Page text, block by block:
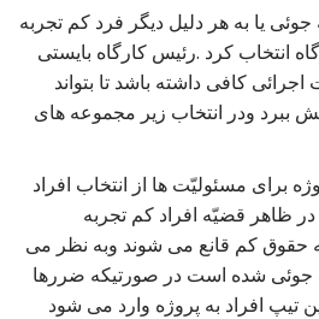
یا به هر دلیل دیگر فرد کم تجربه
انتخاب کرد .رئیس کارگاه بایستی
کافی داشته باشد تا بتواند
ببرد ودر انتخاب زیر مجموعه های
برای مسئولیّت ها از انتخاب افراد
در ظاهر قضیّه افراد کم تجربه
حقوق کم قانع می شوند وبه نظر می
جوئی شده است در صورتیکه ضررها
تیپ افراد به پروژه وارد می شود